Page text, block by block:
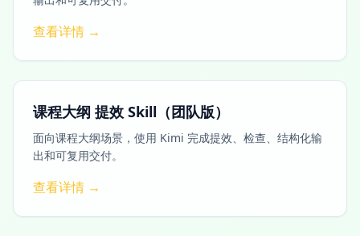
查看详情 →
课程大纲 提效 Skill（团队版）
面向课程大纲场景，使用 Kimi 完成提效、检查、结构化输
出和可复用交付。
查看详情 →